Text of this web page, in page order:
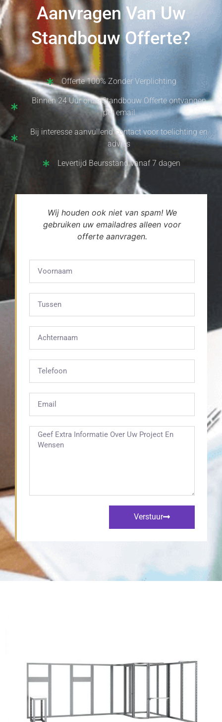
Aanvragen Van Uw
Standbouw Offerte?
Offerte 100% Zonder Verplichting
Binnen 24 Uur onze Standbouw Offerte ontvangen
per email
Bij interesse aanvullend contact voor toelichting en
advies
Levertijd Beursstand vanaf 7 dagen
Wij houden ook niet van spam! We
gebruiken uw emailadres alleen voor
offerte aanvragen.
Verstuur